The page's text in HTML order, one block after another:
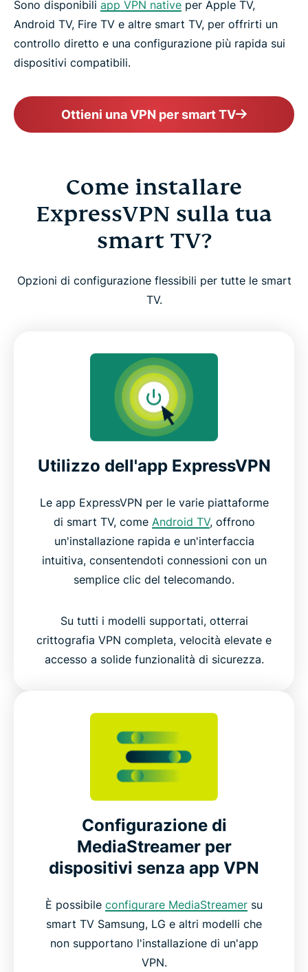
Sono disponibili app VPN native per Apple TV,
Android TV, Fire TV e altre smart TV, per offrirti un
controllo diretto e una configurazione più rapida sui
dispositivi compatibili.
Ottieni una VPN per smart TV
Come installare
ExpressVPN sulla tua
smart TV?
Opzioni di configurazione flessibili per tutte le smart
TV.
Utilizzo dell'app ExpressVPN
Le app ExpressVPN per le varie piattaforme
di smart TV, come Android TV, offrono
un'installazione rapida e un'interfaccia
intuitiva, consentendoti connessioni con un
semplice clic del telecomando.
Su tutti i modelli supportati, otterrai
crittografia VPN completa, velocità elevate e
accesso a solide funzionalità di sicurezza.
Configurazione di
MediaStreamer per
dispositivi senza app VPN
È possibile configurare MediaStreamer su
smart TV Samsung, LG e altri modelli che
non supportano l'installazione di un'app
VPN.